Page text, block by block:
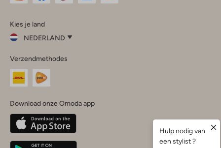
InstagramFacebook
Kies je land
NEDERLAND
je
land
Nederland
Belgique(Français)
Deutschland
Verzendmethodes
Download onze Omoda app